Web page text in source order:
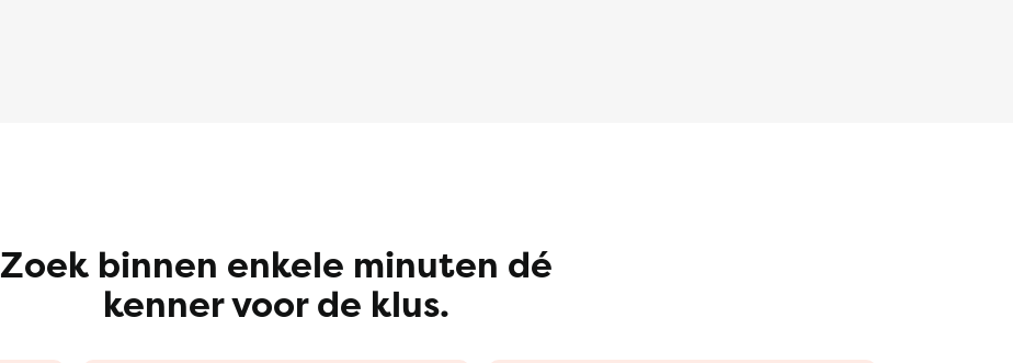
Zoek binnen enkele minuten dé
kenner voor de klus.